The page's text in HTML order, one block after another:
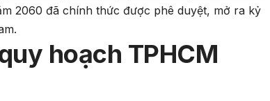
2060 đã chính thức được phê duyệt, mở ra kỷ
hoạch TPHCM